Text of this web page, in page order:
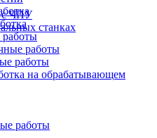
с ЧПУ
станках
работы
работы
на обрабатывающем
работы